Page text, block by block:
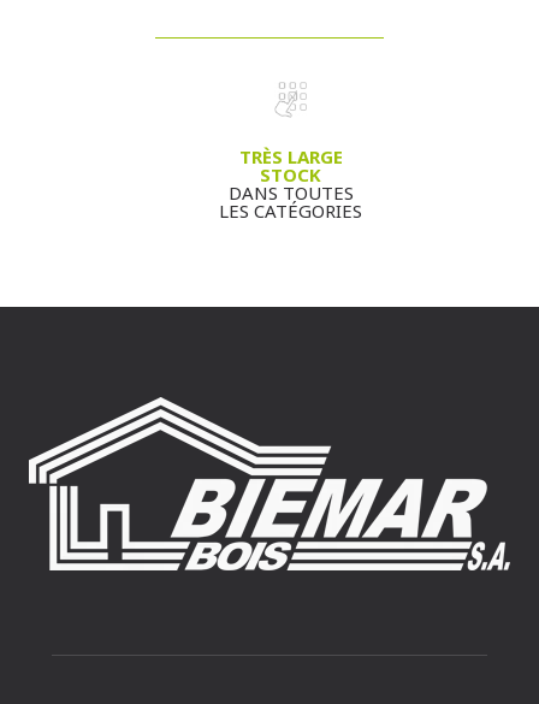
TRÈS LARGE
STOCK
DANS TOUTES
LES CATÉGORIES